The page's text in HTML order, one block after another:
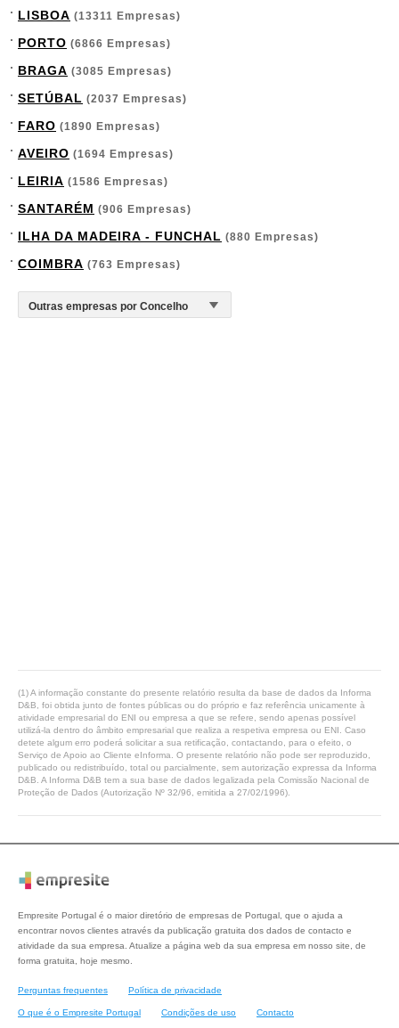
LISBOA (13311 Empresas)
PORTO (6866 Empresas)
BRAGA (3085 Empresas)
SETÚBAL (2037 Empresas)
FARO (1890 Empresas)
AVEIRO (1694 Empresas)
LEIRIA (1586 Empresas)
SANTARÉM (906 Empresas)
ILHA DA MADEIRA - FUNCHAL (880 Empresas)
COIMBRA (763 Empresas)
(1) A informação constante do presente relatório resulta da base de dados da Informa
D&B, foi obtida junto de fontes públicas ou do próprio e faz referência unicamente à
atividade empresarial do ENI ou empresa a que se refere, sendo apenas possível
utilizá-la dentro do âmbito empresarial que realiza a respetiva empresa ou ENI. Caso
detete algum erro poderá solicitar a sua retificação, contactando, para o efeito, o
Serviço de Apoio ao Cliente eInforma. O presente relatório não pode ser reproduzido,
publicado ou redistribuído, total ou parcialmente, sem autorização expressa da Informa
D&B. A Informa D&B tem a sua base de dados legalizada pela Comissão Nacional de
Proteção de Dados (Autorização Nº 32/96, emitida a 27/02/1996).
Empresite Portugal é o maior diretório de empresas de Portugal, que o ajuda a
encontrar novos clientes através da publicação gratuita dos dados de contacto e
atividade da sua empresa. Atualize a página web da sua empresa em nosso site, de
forma gratuita, hoje mesmo.
Perguntas frequentes Política de privacidade
O que é o Empresite Portugal Condições de uso Contacto